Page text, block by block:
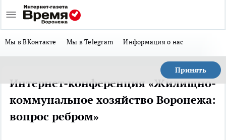
Мы в ВКонтакте Мы в Telegram Информация о нас
Принять
Интернет-конференция «Жилищно-
коммунальное хозяйство Воронежа:
вопрос ребром»